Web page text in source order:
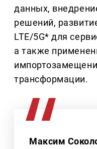
данных,
решений,
LTE/5G* для
а также
трансформации.
Максим